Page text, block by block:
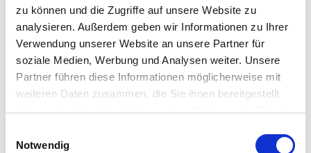
zu können und die Zugriffe auf unsere Website zu
analysieren. Außerdem geben wir Informationen zu Ihrer
Verwendung unserer Website an unsere Partner für
soziale Medien, Werbung und Analysen weiter. Unsere
Partner führen diese Informationen möglicherweise mit
weiteren Daten zusammen, die Sie ihnen bereitgestellt
haben oder die sie im Rahmen Ihrer Nutzung der Dienste
Datenschutzerklärung
Notwendig
somit sehr praktisch. Er ist komplett mit Silikon ummantelt, hat
keine Fugen, liegt gut in der Hand und das Reinigen der Dusche
geht super einfach. Mit der Schnur oben können Sie den
Abzieher - entworfen von Norm - einfach in der Dusche
aufhängen.